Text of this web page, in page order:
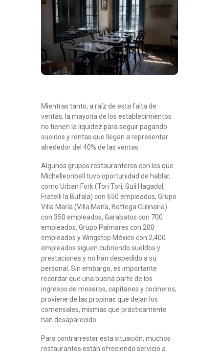
Mientras tanto, a raíz de esta falta de
ventas, la mayoría de los establecimientos
no tienen la liquidez para seguir pagando
sueldos y rentas que llegan a representar
alrededor del 40% de las ventas.
Algunos grupos restauranteros con los que
Michelleonbell tuvo oportunidad de hablar,
como Urban Fork (Tori Tori, Guli Hagadol,
Fratelli la Bufala) con 650 empleados, Grupo
Villa María (Villa María, Bottega Culinaria)
con 350 empleados, Garabatos con 700
empleados, Grupo Palmares con 200
empleados y Wingstop México con 2,400
empleados siguen cubriendo sueldos y
prestaciones y no han despedido a su
personal. Sin embargo, es importante
recordar que una buena parte de los
ingresos de meseros, capitanes y cocineros,
proviene de las propinas que dejan los
comensales, mismas que prácticamente
han desaparecido.
Para contrarrestar esta situación, muchos
restaurantes están ofreciendo servicio a